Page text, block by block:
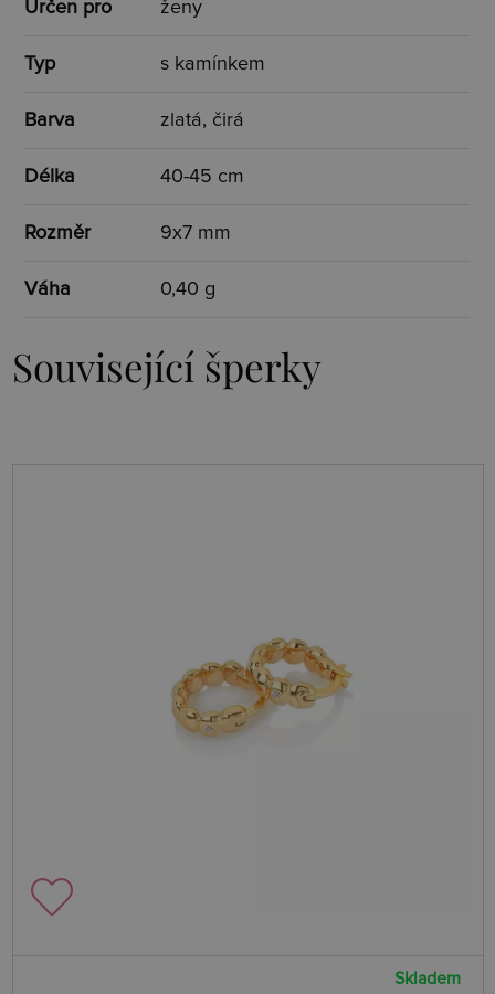
Určen pro ženy
Typ s kamínkem
Barva zlatá, čirá
Délka 40-45 cm
Rozměr 9x7 mm
Váha 0,40 g
Související šperky
Skladem